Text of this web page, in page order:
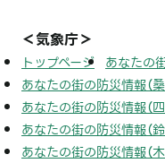
＜気象庁＞
トップページ あなたの
あなたの街の防災情報（桑
あなたの街の防災情報（四
あなたの街の防災情報（鈴
あなたの街の防災情報（木